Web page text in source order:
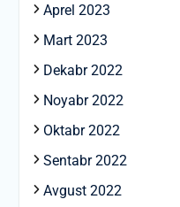
Aprel 2023
Mart 2023
Dekabr 2022
Noyabr 2022
Oktabr 2022
Sentabr 2022
Avgust 2022